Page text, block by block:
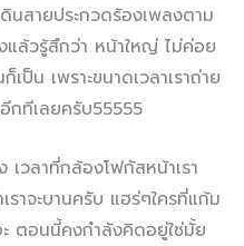
สายประกวดร้องเพลงตาม
แล้วรู้สึกว่า หน้าใหญ่ ไม่ค่อย
ป็น เพราะขนาดเวลาเราถ่าย
กทีเลยครับ55555
เวลาที่กล้องโฟกัสหน้าเรา
ราจะบานครับ แฮร่ๆใครที่แก้ม
ตอนนี้คงกำลังคิดอยู่ใช่มั้ย